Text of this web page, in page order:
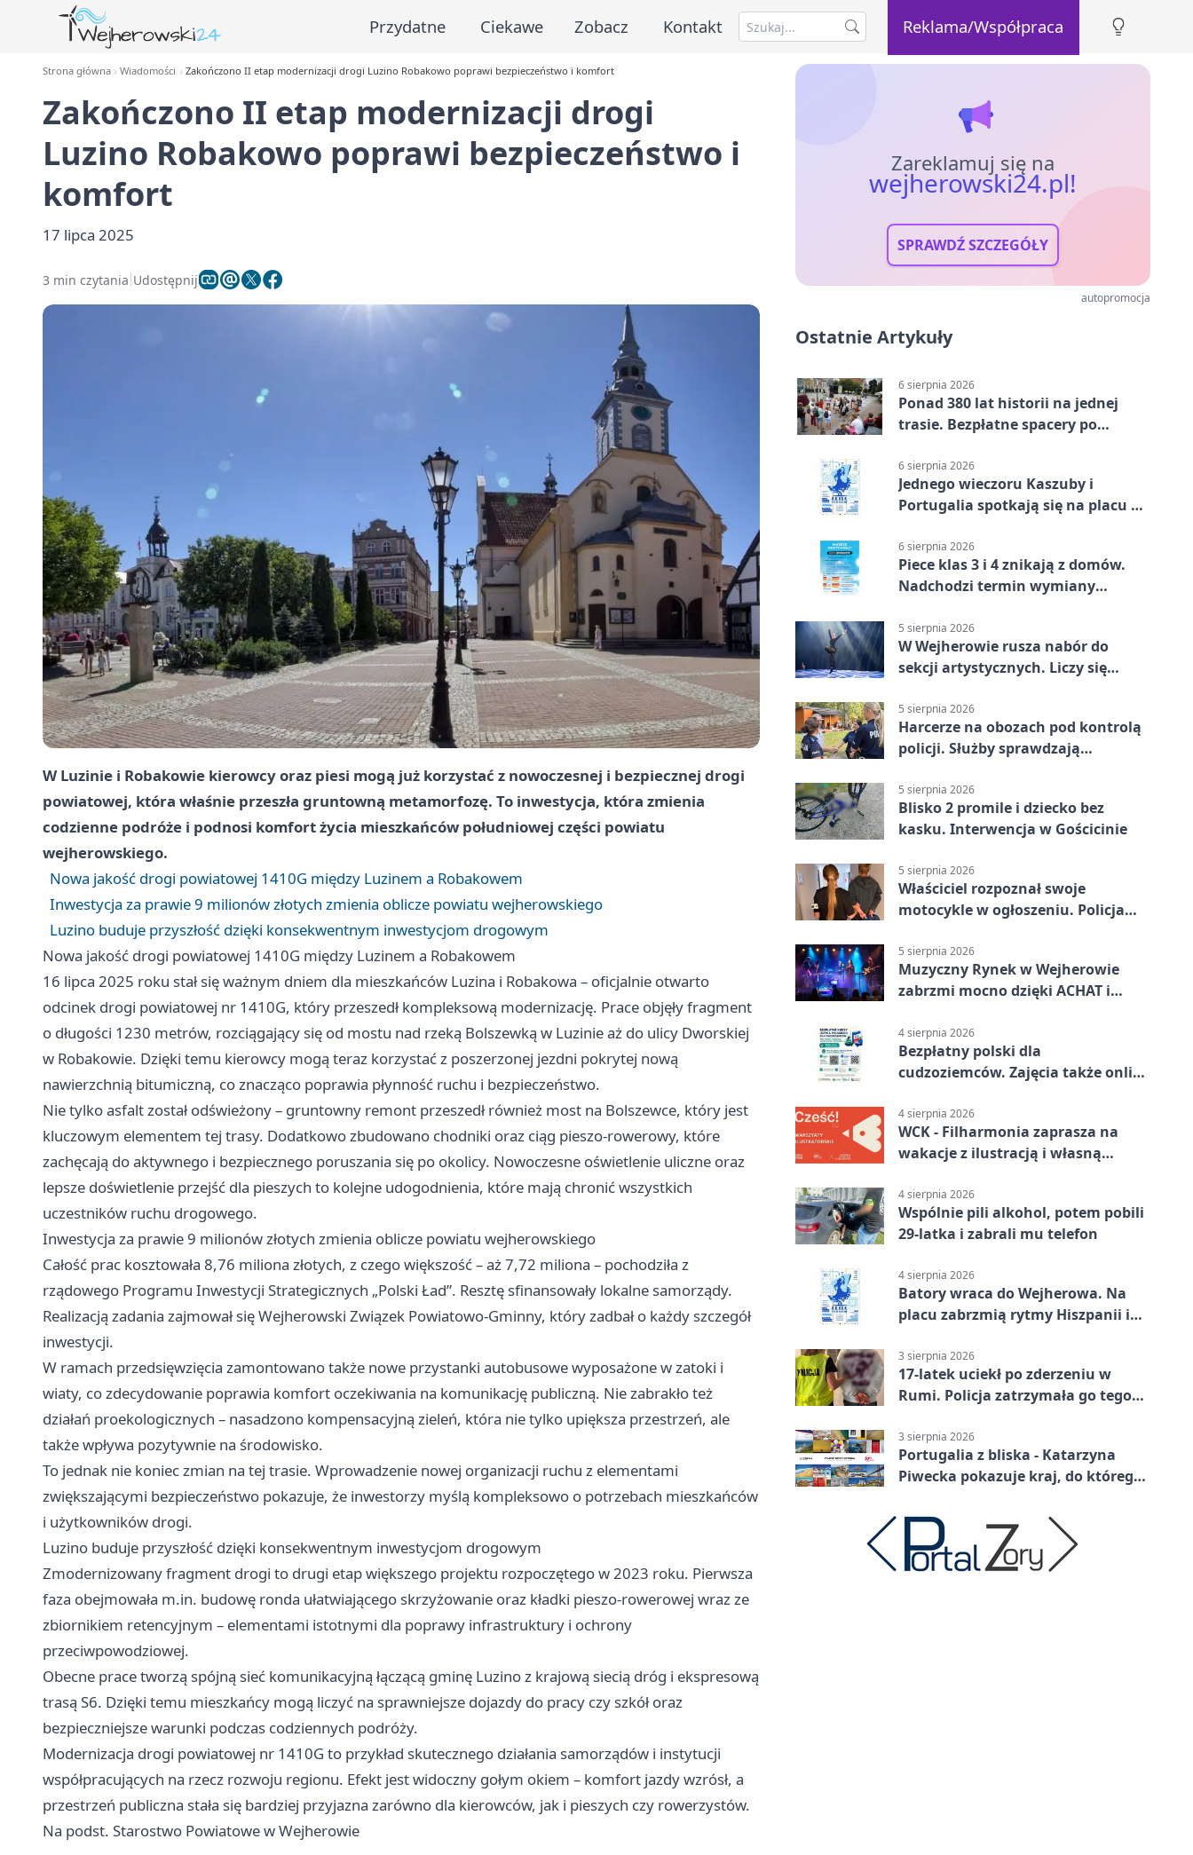
Przydatne Ciekawe Zobacz Kontakt Reklama/Współpraca
Strona główna Wiadomości Zakończono II etap modernizacji drogi Luzino Robakowo poprawi bezpieczeństwo i komfort
Zakończono II etap modernizacji drogi
Luzino Robakowo poprawi bezpieczeństwo i
komfort
17 lipca 2025
3 min czytania Udostępnij
W Luzinie i Robakowie kierowcy oraz piesi mogą już korzystać z nowoczesnej i bezpiecznej drogi
powiatowej, która właśnie przeszła gruntowną metamorfozę. To inwestycja, która zmienia
codzienne podróże i podnosi komfort życia mieszkańców południowej części powiatu
wejherowskiego.
Nowa jakość drogi powiatowej 1410G między Luzinem a Robakowem
Inwestycja za prawie 9 milionów złotych zmienia oblicze powiatu wejherowskiego
Luzino buduje przyszłość dzięki konsekwentnym inwestycjom drogowym
Nowa jakość drogi powiatowej 1410G między Luzinem a Robakowem
16 lipca 2025 roku stał się ważnym dniem dla mieszkańców Luzina i Robakowa – oficjalnie otwarto
odcinek drogi powiatowej nr 1410G, który przeszedł kompleksową modernizację. Prace objęły fragment
o długości 1230 metrów, rozciągający się od mostu nad rzeką Bolszewką w Luzinie aż do ulicy Dworskiej
w Robakowie. Dzięki temu kierowcy mogą teraz korzystać z poszerzonej jezdni pokrytej nową
nawierzchnią bitumiczną, co znacząco poprawia płynność ruchu i bezpieczeństwo.
Nie tylko asfalt został odświeżony – gruntowny remont przeszedł również most na Bolszewce, który jest
kluczowym elementem tej trasy. Dodatkowo zbudowano chodniki oraz ciąg pieszo-rowerowy, które
zachęcają do aktywnego i bezpiecznego poruszania się po okolicy. Nowoczesne oświetlenie uliczne oraz
lepsze doświetlenie przejść dla pieszych to kolejne udogodnienia, które mają chronić wszystkich
uczestników ruchu drogowego.
Inwestycja za prawie 9 milionów złotych zmienia oblicze powiatu wejherowskiego
Całość prac kosztowała 8,76 miliona złotych, z czego większość – aż 7,72 miliona – pochodziła z
rządowego Programu Inwestycji Strategicznych „Polski Ład”. Resztę sfinansowały lokalne samorządy.
Realizacją zadania zajmował się Wejherowski Związek Powiatowo-Gminny, który zadbał o każdy szczegół
inwestycji.
W ramach przedsięwzięcia zamontowano także nowe przystanki autobusowe wyposażone w zatoki i
wiaty, co zdecydowanie poprawia komfort oczekiwania na komunikację publiczną. Nie zabrakło też
działań proekologicznych – nasadzono kompensacyjną zieleń, która nie tylko upiększa przestrzeń, ale
także wpływa pozytywnie na środowisko.
To jednak nie koniec zmian na tej trasie. Wprowadzenie nowej organizacji ruchu z elementami
zwiększającymi bezpieczeństwo pokazuje, że inwestorzy myślą kompleksowo o potrzebach mieszkańców
i użytkowników drogi.
Luzino buduje przyszłość dzięki konsekwentnym inwestycjom drogowym
Zmodernizowany fragment drogi to drugi etap większego projektu rozpoczętego w 2023 roku. Pierwsza
faza obejmowała m.in. budowę ronda ułatwiającego skrzyżowanie oraz kładki pieszo-rowerowej wraz ze
zbiornikiem retencyjnym – elementami istotnymi dla poprawy infrastruktury i ochrony
przeciwpowodziowej.
Obecne prace tworzą spójną sieć komunikacyjną łączącą gminę Luzino z krajową siecią dróg i ekspresową
trasą S6. Dzięki temu mieszkańcy mogą liczyć na sprawniejsze dojazdy do pracy czy szkół oraz
bezpieczniejsze warunki podczas codziennych podróży.
Modernizacja drogi powiatowej nr 1410G to przykład skutecznego działania samorządów i instytucji
współpracujących na rzecz rozwoju regionu. Efekt jest widoczny gołym okiem – komfort jazdy wzrósł, a
przestrzeń publiczna stała się bardziej przyjazna zarówno dla kierowców, jak i pieszych czy rowerzystów.
Na podst. Starostwo Powiatowe w Wejherowie
Zareklamuj się na
wejherowski24.pl!
SPRAWDŹ SZCZEGÓŁY
autopromocja
Ostatnie Artykuły
6 sierpnia 2026
Ponad 380 lat historii na jednej
trasie. Bezpłatne spacery po
6 sierpnia 2026
Jednego wieczoru Kaszuby i
Portugalia spotkają się na placu w
6 sierpnia 2026
Piece klas 3 i 4 znikają z domów.
Nadchodzi termin wymiany
5 sierpnia 2026
W Wejherowie rusza nabór do
sekcji artystycznych. Liczy się
5 sierpnia 2026
Harcerze na obozach pod kontrolą
policji. Służby sprawdzają
5 sierpnia 2026
Blisko 2 promile i dziecko bez
kasku. Interwencja w Gościcinie
5 sierpnia 2026
Właściciel rozpoznał swoje
motocykle w ogłoszeniu. Policja
5 sierpnia 2026
Muzyczny Rynek w Wejherowie
zabrzmi mocno dzięki ACHAT i
4 sierpnia 2026
Bezpłatny polski dla
cudzoziemców. Zajęcia także online
4 sierpnia 2026
WCK - Filharmonia zaprasza na
wakacje z ilustracją i własną
4 sierpnia 2026
Wspólnie pili alkohol, potem pobili
29-latka i zabrali mu telefon
4 sierpnia 2026
Batory wraca do Wejherowa. Na
placu zabrzmią rytmy Hiszpanii i
3 sierpnia 2026
17-latek uciekł po zderzeniu w
Rumi. Policja zatrzymała go tego
3 sierpnia 2026
Portugalia z bliska - Katarzyna
Piwecka pokazuje kraj, do którego